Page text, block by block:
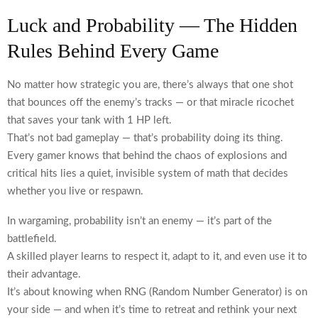
Luck and Probability — The Hidden
Rules Behind Every Game
No matter how strategic you are, there’s always that one shot
that bounces off the enemy’s tracks — or that miracle ricochet
that saves your tank with 1 HP left.
That’s not bad gameplay — that’s probability doing its thing.
Every gamer knows that behind the chaos of explosions and
critical hits lies a quiet, invisible system of math that decides
whether you live or respawn.
In wargaming, probability isn’t an enemy — it’s part of the
battlefield.
A skilled player learns to respect it, adapt to it, and even use it to
their advantage.
It’s about knowing when RNG (Random Number Generator) is on
your side — and when it’s time to retreat and rethink your next